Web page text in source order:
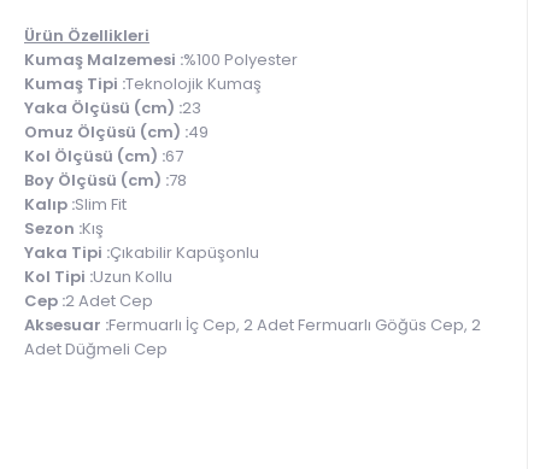
Ürün Özellikleri
Kumaş Malzemesi :%100 Polyester
Kumaş Tipi :Teknolojik Kumaş
Yaka Ölçüsü (cm) :23
Omuz Ölçüsü (cm) :49
Kol Ölçüsü (cm) :67
Boy Ölçüsü (cm) :78
Kalıp :Slim Fit
Sezon :Kış
Yaka Tipi :Çıkabilir Kapüşonlu
Kol Tipi :Uzun Kollu
Cep :2 Adet Cep
Aksesuar :Fermuarlı İç Cep, 2 Adet Fermuarlı Göğüs Cep, 2
Adet Düğmeli Cep